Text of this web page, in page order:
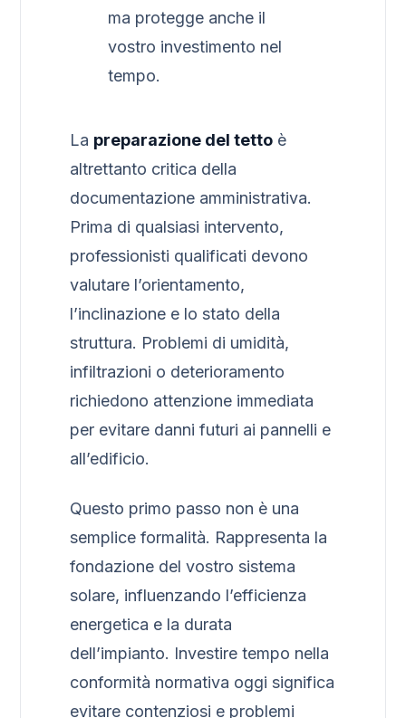
ma protegge anche il
vostro investimento nel
tempo.
La preparazione del tetto è
altrettanto critica della
documentazione amministrativa.
Prima di qualsiasi intervento,
professionisti qualificati devono
valutare l’orientamento,
l’inclinazione e lo stato della
struttura. Problemi di umidità,
infiltrazioni o deterioramento
richiedono attenzione immediata
per evitare danni futuri ai pannelli e
all’edificio.
Questo primo passo non è una
semplice formalità. Rappresenta la
fondazione del vostro sistema
solare, influenzando l’efficienza
energetica e la durata
dell’impianto. Investire tempo nella
conformità normativa oggi significa
evitare contenziosi e problemi